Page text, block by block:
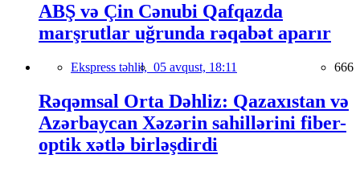
ABŞ və Çin Cənubi Qafqazda
marşrutlar uğrunda rəqabət aparır
Ekspress təhlil, 05 avqust, 18:11 666
Rəqəmsal Orta Dəhliz: Qazaxıstan və
Azərbaycan Xəzərin sahillərini fiber-
optik xətlə birləşdirdi